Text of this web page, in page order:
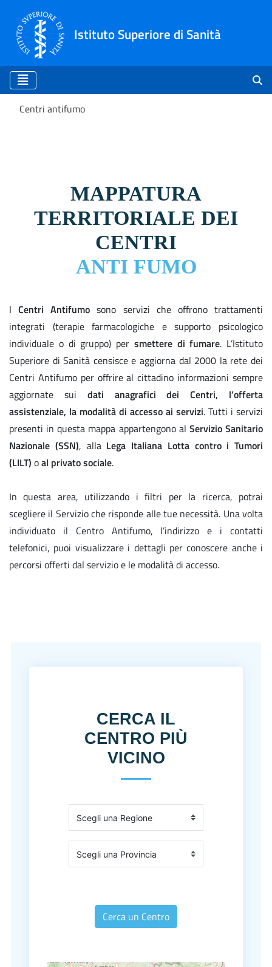
Istituto Superiore di Sanità
Centri antifumo
MAPPATURA
TERRITORIALE DEI
CENTRI
ANTI FUMO
ICentri Antifumo sono servizi che offrono trattamenti
integrati (terapie farmacologiche e supporto psicologico
individuale o di gruppo) per smettere di fumare. L’Istituto
Superiore di Sanità censisce e aggiorna dal 2000 la rete dei
Centri Antifumo per offrire al cittadino informazioni sempre
aggiornate sui dati anagrafici dei Centri, l’offerta
assistenziale, la modalità di accesso ai servizi. Tutti i servizi
presenti in questa mappa appartengono al Servizio Sanitario
Nazionale (SSN), alla Lega Italiana Lotta contro i Tumori
(LILT) oal privato sociale.
In questa area, utilizzando i filtri per la ricerca, potrai
scegliere il Servizio che risponde alle tue necessità. Una volta
individuato il Centro Antifumo, l’indirizzo e i contatti
telefonici, puoi visualizzare i dettagli per conoscere anche i
percorsi offerti dal servizio e le modalità di accesso.
CERCA IL
CENTRO PIÙ
VICINO
Cerca un Centro